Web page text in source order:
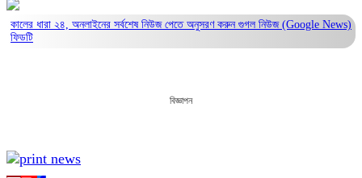
কালের ধারা ২৪, অনলাইনের সর্বশেষ নিউজ পেতে অনুসরণ করুন গুগল নিউজ (Google News)
ফিডটি
বিজ্ঞাপন